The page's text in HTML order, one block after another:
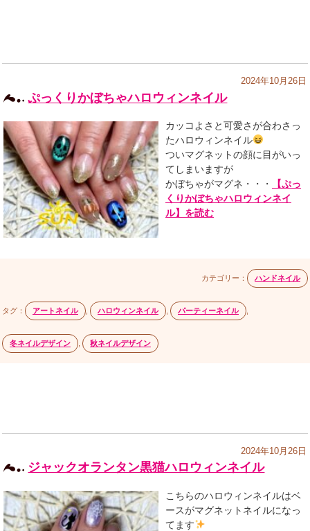
2024年10月26日
ぷっくりかぼちゃハロウィンネイル
カッコよさと可愛さが合わさっ
たハロウィンネイル
ついマグネットの顔に目がいっ
てしまいますが
かぼちゃがマグネ・・・
【ぷっ
くりかぼちゃハロウィンネイ
ル】を読む
カテゴリー： ハンドネイル
タグ： アートネイル ハロウィンネイル パーティーネイル
冬ネイルデザイン 秋ネイルデザイン
2024年10月26日
ジャックオランタン黒猫ハロウィンネイル
こちらのハロウィンネイルはベ
ースがマグネットネイルになっ
てます